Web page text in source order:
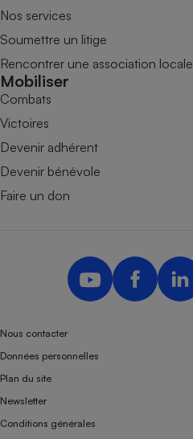
Nos services
Soumettre un litige
Rencontrer une association locale
Mobiliser
Combats
Victoires
Devenir adhérent
Devenir bénévole
Faire un don
Nous contacter
Données personnelles
Plan du site
Newsletter
Conditions générales